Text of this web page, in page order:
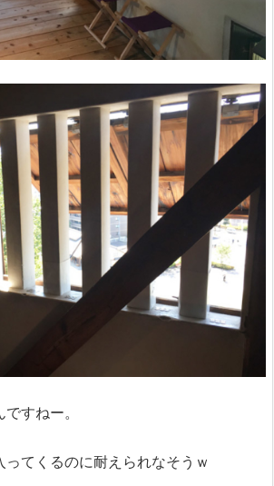
すねー。
ってくるのに耐えられなそうｗ